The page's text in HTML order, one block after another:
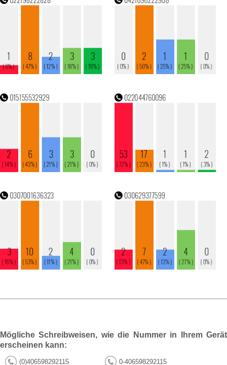
Mögliche Schreibweisen, wie die Nummer in Ihrem Gerät
erscheinen kann:
(0)406598292115 0-406598292115